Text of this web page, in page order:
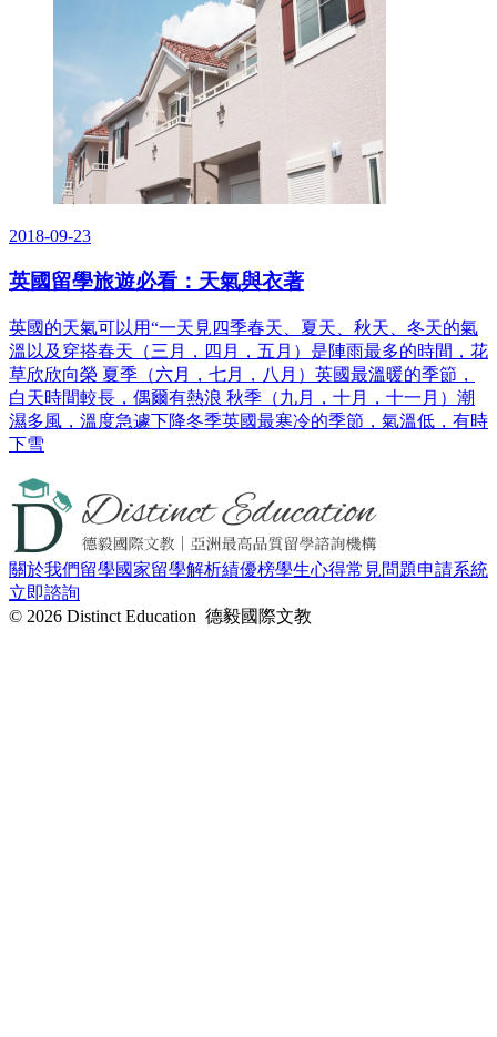
2018-09-23
英國留學旅遊必看：天氣與衣著
英國的天氣可以用“一天見四季春天、夏天、秋天、冬天的氣
溫以及穿搭春天（三月，四月，五月）是陣雨最多的時間，花
草欣欣向榮 夏季（六月，七月，八月）英國最溫暖的季節，
白天時間較長，偶爾有熱浪 秋季（九月，十月，十一月）潮
濕多風，溫度急遽下降冬季英國最寒冷的季節，氣溫低，有時
下雪
關於我們留學國家留學解析績優榜學生心得常見問題申請系統
立即諮詢
© 2026 Distinct Education 德毅國際文教